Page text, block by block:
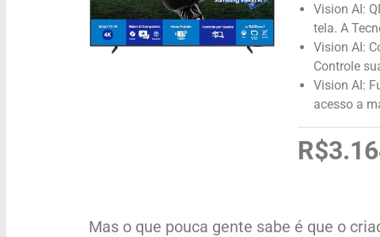
Vision AI:
tela. A
Vision AI:
Controle
Vision AI:
acesso a
Mas o que pouca gente sabe é que o